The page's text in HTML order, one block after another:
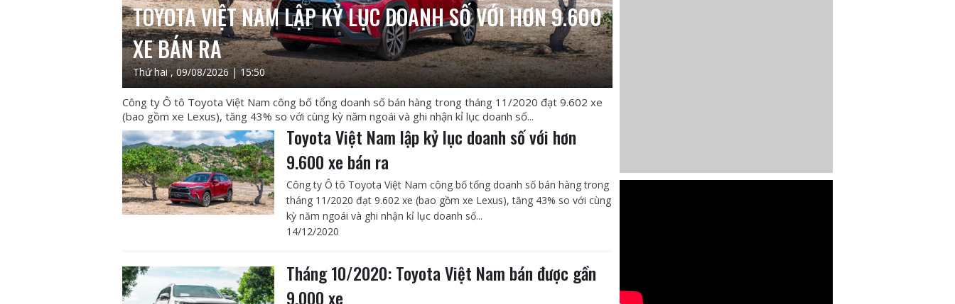
TOYOTA VIỆT NAM LẬP KỶ LỤC DOANH SỐ VỚI HƠN 9.600
XE BÁN RA
Thứ hai , 09/08/2026 | 15:50
Công ty Ô tô Toyota Việt Nam công bố tổng doanh số bán hàng trong tháng 11/2020 đạt 9.602 xe
(bao gồm xe Lexus), tăng 43% so với cùng kỳ năm ngoái và ghi nhận kỉ lục doanh số...
Toyota Việt Nam lập kỷ lục doanh số với hơn
9.600 xe bán ra
Công ty Ô tô Toyota Việt Nam công bố tổng doanh số bán hàng trong
tháng 11/2020 đạt 9.602 xe (bao gồm xe Lexus), tăng 43% so với cùng
kỳ năm ngoái và ghi nhận kỉ lục doanh số...
14/12/2020
Tháng 10/2020: Toyota Việt Nam bán được gần
9.000 xe